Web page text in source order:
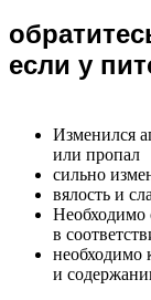
если у
Изменился
или пропал
сильно
вялость и
Необходимо
в
необходимо
и